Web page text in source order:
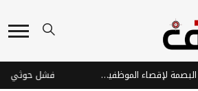
مليشيا الحوثي تستخدم لجان البصمة لإقصاء الموظفين وتوظيف عناصرها